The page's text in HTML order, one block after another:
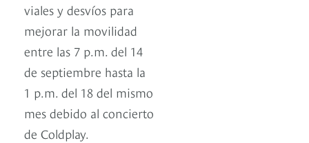
viales y desvíos para
mejorar la movilidad
entre las 7 p.m. del 14
de septiembre hasta la
1 p.m. del 18 del mismo
mes debido al concierto
de Coldplay.